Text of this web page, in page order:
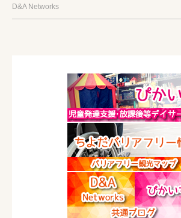
D&A Networks